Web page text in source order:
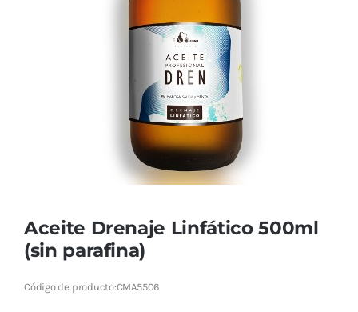
Material de
enseñanza
Aceite Drenaje Linfático 500ml
(sin parafina)
Código de producto:CMA5506